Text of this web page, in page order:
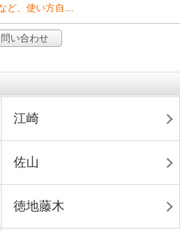
ど、使い方自…
い合わせ
江崎
佐山
徳地藤木